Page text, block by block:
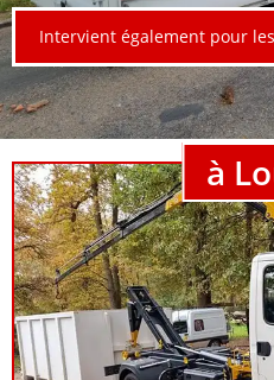
Intervient également pour
à